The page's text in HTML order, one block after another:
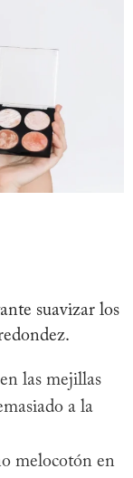
suavizar los
las mejillas
a la
melocotón en